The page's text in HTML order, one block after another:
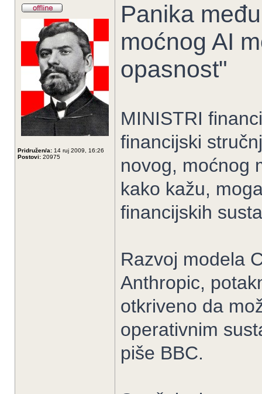
Pridružen/a: 14 ruj 2009, 16:26
Postovi: 20975
Panika
moćnog AI
opasnost"
MINISTRI
financijski
novog, moćnog
kako kažu,
financijskih
Razvoj modela
Anthropic,
otkriveno da
operativnim
piše BBC.